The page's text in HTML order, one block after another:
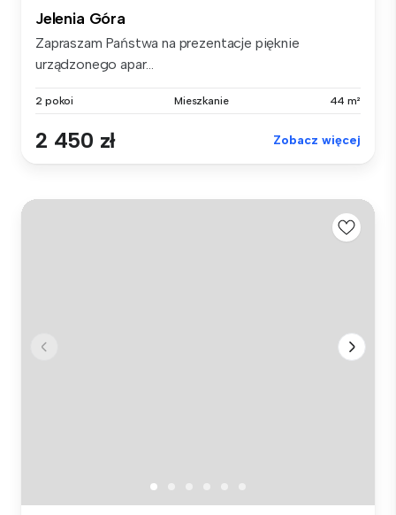
Jelenia Góra
Zapraszam Państwa na prezentacje pięknie
urządzonego apar...
2 pokoi Mieszkanie 44 m²
2 450 zł Zobacz więcej